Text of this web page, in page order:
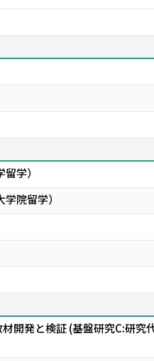
学）
院留学）
開発と検証 (基盤研究C:研究